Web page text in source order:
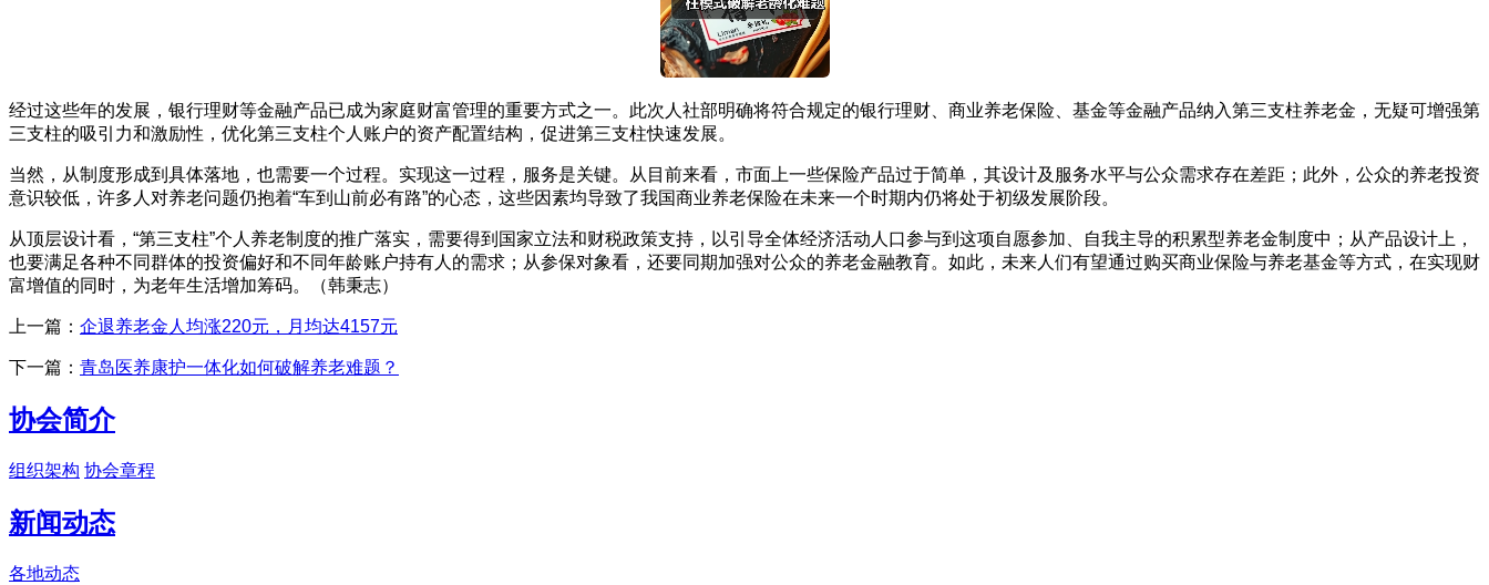
经过这些年的发展，银行理财等金融产品已成为家庭财富管理的重要方式之一。此次人社部明确将符合规定的银行理财、商业养老保险、基金等金融产品纳入第三支柱养老金，无疑可增强第
三支柱的吸引力和激励性，优化第三支柱个人账户的资产配置结构，促进第三支柱快速发展。
当然，从制度形成到具体落地，也需要一个过程。实现这一过程，服务是关键。从目前来看，市面上一些保险产品过于简单，其设计及服务水平与公众需求存在差距；此外，公众的养老投资
意识较低，许多人对养老问题仍抱着“车到山前必有路”的心态，这些因素均导致了我国商业养老保险在未来一个时期内仍将处于初级发展阶段。
从顶层设计看，“第三支柱”个人养老制度的推广落实，需要得到国家立法和财税政策支持，以引导全体经济活动人口参与到这项自愿参加、自我主导的积累型养老金制度中；从产品设计上，
也要满足各种不同群体的投资偏好和不同年龄账户持有人的需求；从参保对象看，还要同期加强对公众的养老金融教育。如此，未来人们有望通过购买商业保险与养老基金等方式，在实现财
富增值的同时，为老年生活增加筹码。（韩秉志）
上一篇： 企退养老金人均涨220元，月均达4157元
下一篇： 青岛医养康护一体化如何破解养老难题？
协会简介
组织架构 协会章程
新闻动态
各地动态